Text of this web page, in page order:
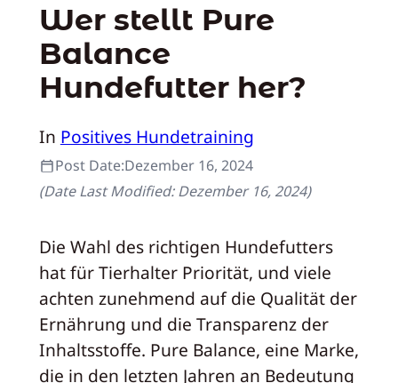
Wer stellt Pure
Balance
Hundefutter her?
In Positives Hundetraining
Post Date:Dezember 16, 2024
(Date Last Modified:Dezember 16, 2024)
Die Wahl des richtigen Hundefutters
hat für Tierhalter Priorität, und viele
achten zunehmend auf die Qualität der
Ernährung und die Transparenz der
Inhaltsstoffe. Pure Balance, eine Marke,
die in den letzten Jahren an Bedeutung